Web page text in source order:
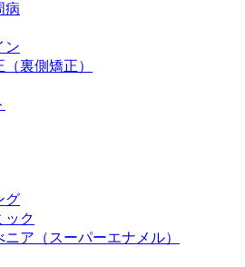
病
ン
裏側矯正）
グ
ック
ニア （スーパーエナメル）